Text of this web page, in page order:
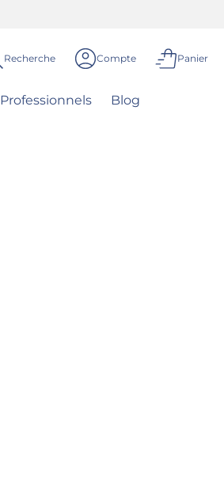
Recherche Compte Panier
Professionnels Blog